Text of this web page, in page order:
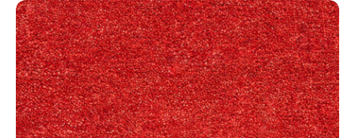
přinést do vašeho života spoustu radosti. Aby bylo
soužití co nejpříjemnější pro vás i vašeho nového
spolubydlícího, je důležité připravit se a vytvořit
mu vhodné